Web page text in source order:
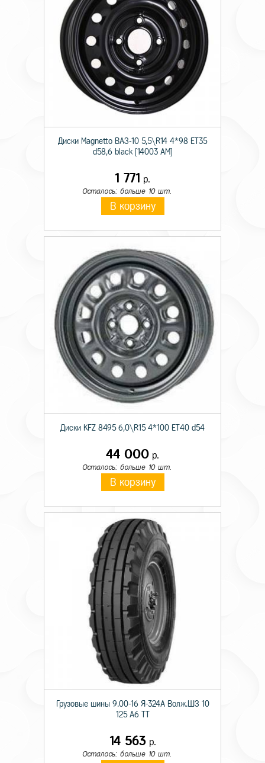
Диски Magnetto ВАЗ-10 5,5\R14 4*98 ET35
d58,6 black [14003 AM]
1 771 р.
Осталось: больше 10 шт.
В корзину
Диски KFZ 8495 6,0\R15 4*100 ET40 d54
44 000 р.
Осталось: больше 10 шт.
В корзину
Грузовые шины 9.00-16 Я-324А Волж.ШЗ 10
125 A6 TT
14 563р.
Осталось: больше 10 шт.